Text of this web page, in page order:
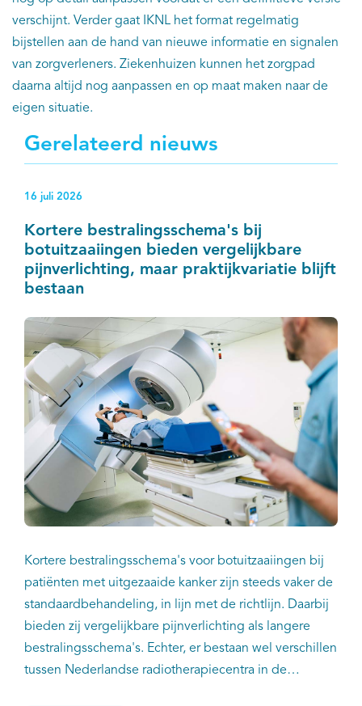
verschijnt. Verder gaat IKNL het format regelmatig
bijstellen aan de hand van nieuwe informatie en signalen
van zorgverleners. Ziekenhuizen kunnen het zorgpad
daarna altijd nog aanpassen en op maat maken naar de
eigen situatie.
Gerelateerd nieuws
16 juli 2026
Kortere bestralingsschema's bij
botuitzaaiingen bieden vergelijkbare
pijnverlichting, maar praktijkvariatie blijft
bestaan
Kortere bestralingsschema's voor botuitzaaiingen bij
patiënten met uitgezaaide kanker zijn steeds vaker de
standaardbehandeling, in lijn met de richtlijn. Daarbij
bieden zij vergelijkbare pijnverlichting als langere
bestralingsschema's. Echter, er bestaan wel verschillen
tussen Nederlandse radiotherapiecentra in de